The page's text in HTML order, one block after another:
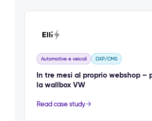
Automotive e veicoli DXP/CMS
In tre mesi al proprio webshop –
la wallbox VW
Read case study